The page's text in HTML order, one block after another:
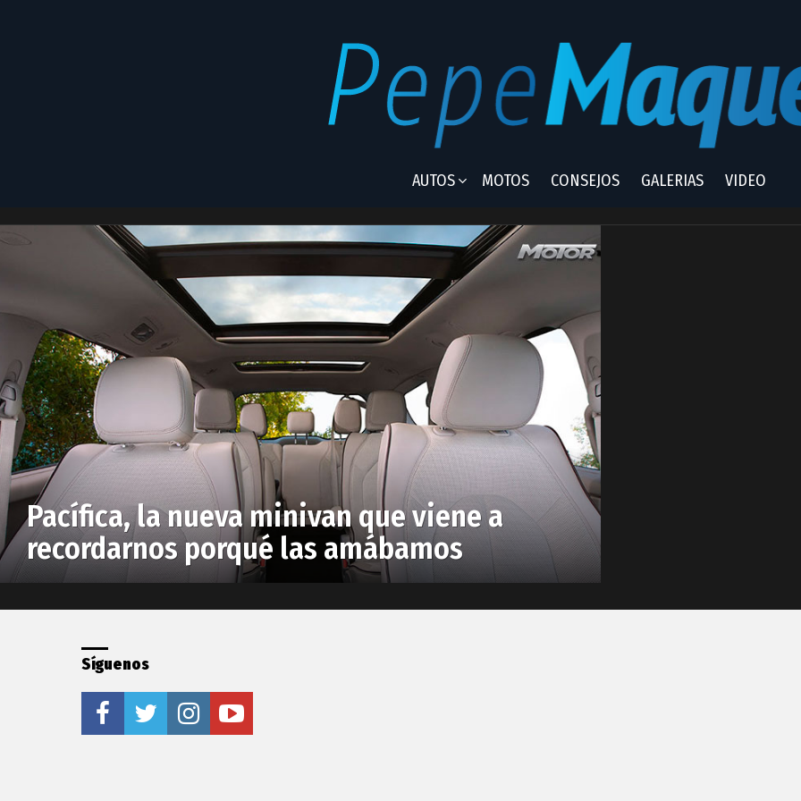
AUTOS MOTOS CONSEJOS GALERIAS VIDEO
Windstar
Pacífica, la nueva minivan que viene a
recordarnos porqué las amábamos
Síguenos
facebooktwitter instagramyoutube